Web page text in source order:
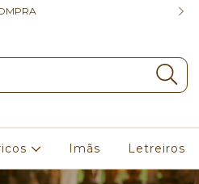
Imãs Letreiros